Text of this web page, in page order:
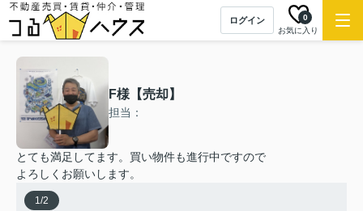
ログイン
お気に入り
0
F様【売却】
担当：
とても満足してます。買い物件も進行中ですので
よろしくお願いします。
1/2